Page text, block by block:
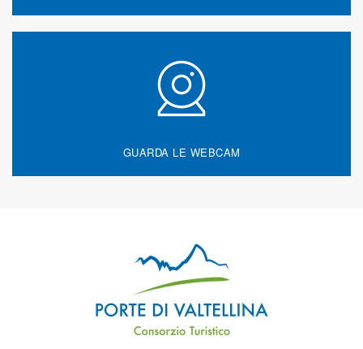
GUARDA LE WEBCAM